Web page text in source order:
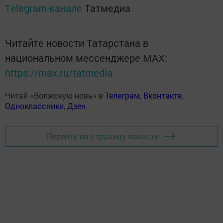
Telegram-канале Татмедиа
Читайте новости Татарстана в
национальном мессенджере MАХ:
https://max.ru/tatmedia
Читай «Волжскую новь» в Телеграм, Вконтакте,
Одноклассники, Дзен
Перейти на страницу новости